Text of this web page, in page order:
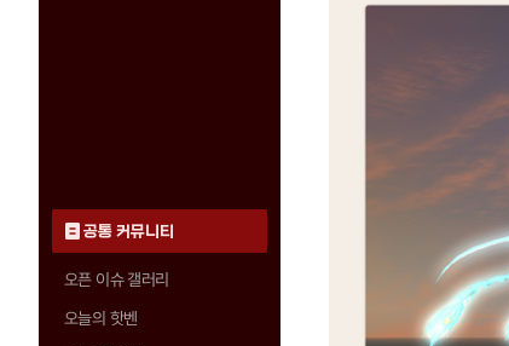
공통 커뮤니티
오픈 이슈 갤러리
오늘의 핫벤